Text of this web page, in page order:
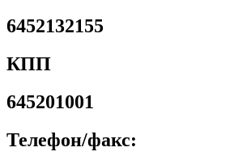
6452132155
КПП
645201001
Телефон/факс: